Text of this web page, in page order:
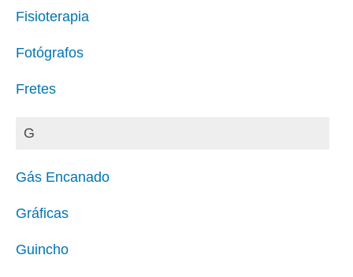
Fisioterapia
Fotógrafos
Fretes
G
Gás Encanado
Gráficas
Guincho